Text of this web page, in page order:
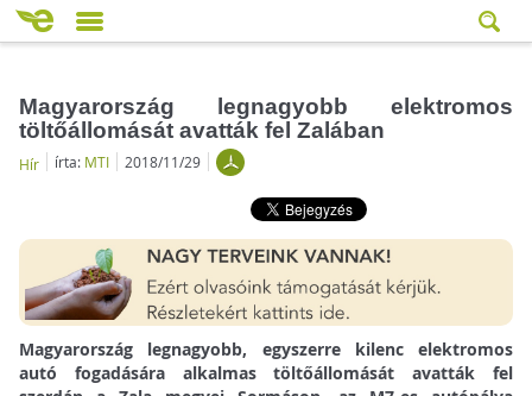
Magyarország legnagyobb elektromos
töltőállomását avatták fel Zalában
Hír írta: MTI 2018/11/29
Magyarország legnagyobb, egyszerre kilenc elektromos
autó fogadására alkalmas töltőállomását avatták fel